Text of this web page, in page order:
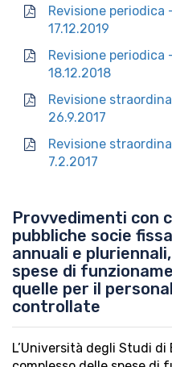
Revisione periodica
17.12.2019
Revisione periodica
18.12.2018
Revisione
26.9.2017
Revisione
7.2.2017
Provvedimenti con
pubbliche socie
annuali e
spese di
quelle per il
controllate
L’Università degli Studi